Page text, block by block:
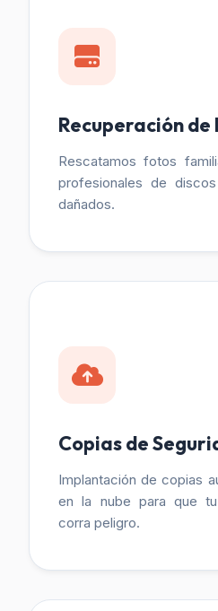
Recuperación de
Rescatamos fotos
profesionales de
dañados.
Copias de
Implantación de copias
en la nube para que
corra peligro.